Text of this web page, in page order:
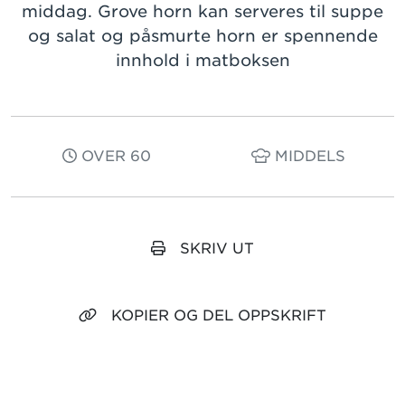
middag. Grove horn kan serveres til suppe
og salat og påsmurte horn er spennende
innhold i matboksen
OVER 60 MIDDELS
SKRIV UT
KOPIER OG DEL OPPSKRIFT